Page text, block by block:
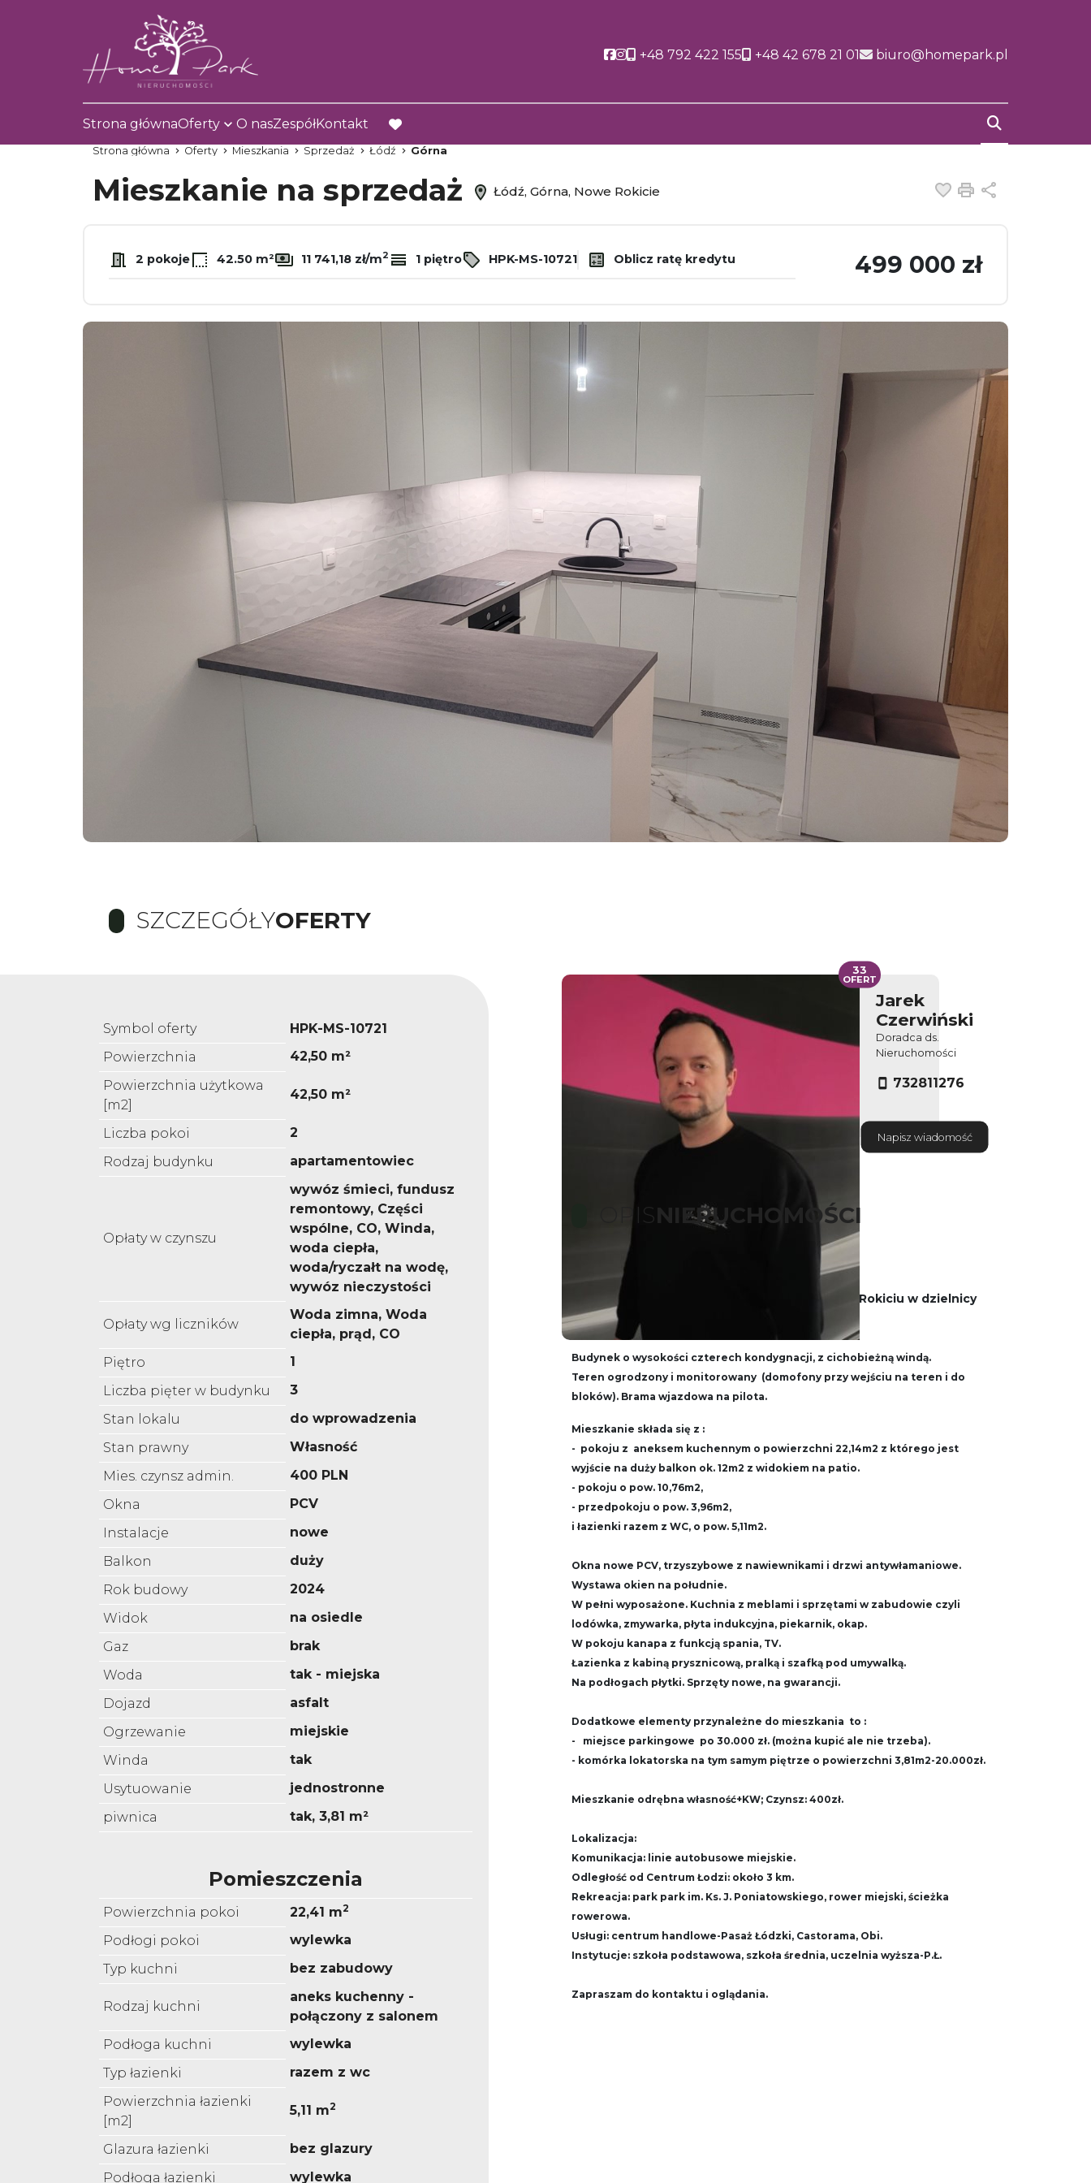
Social link
Social link
+48 792 422 155 +48 42 678 21 01 biuro@homepark.pl
Strona głównaOferty O nasZespółKontakt
favorite
Strona główna Oferty Mieszkania Sprzedaż Łódź Górna
Mieszkanie na sprzedaż Łódź, Górna, Nowe Rokicie Dodaj do
Drukuj
2 pokoje 42.50 m² 11 741,18 zł/m2 1 piętro HPK-MS-10721 Oblicz ratę kredytu 499 000 zł
SZCZEGÓŁYOFERTY
Symbol oferty
HPK-MS-10721
Powierzchnia
42,50 m²
Powierzchnia użytkowa
[m2]
42,50 m²
Liczba pokoi
2
Rodzaj budynku
apartamentowiec
Opłaty w czynszu
wywóz śmieci, fundusz
remontowy, Części
wspólne, CO, Winda,
woda ciepła,
woda/ryczałt na wodę,
wywóz nieczystości
Opłaty wg liczników
Woda zimna, Woda
ciepła, prąd, CO
Piętro
1
Liczba pięter w budynku
3
Stan lokalu
do wprowadzenia
Stan prawny
Własność
Mies. czynsz admin.
400 PLN
Okna
PCV
Instalacje
nowe
Balkon
duży
Rok budowy
2024
Widok
na osiedle
Gaz
brak
Woda
tak - miejska
Dojazd
asfalt
Ogrzewanie
miejskie
Winda
tak
Usytuowanie
jednostronne
piwnica
tak, 3,81 m²
Pomieszczenia
Powierzchnia pokoi 22,41 m2
Podłogi pokoi
wylewka
Typ kuchni
bez zabudowy
Rodzaj kuchni
aneks kuchenny -
połączony z salonem
Podłoga kuchni
wylewka
Typ łazienki
razem z wc
Powierzchnia łazienki
[m2]
5,11 m2
Glazura łazienki
bez glazury
Podłoga łazienki
wylewka
Jarek
Czerwiński
Doradca ds.
Nieruchomości
732811276
Napisz wiadomość
33
OFERT
OPISNIERUCHOMOŚCI
Przedstawiam Państwu apartament ,
na I piętrze, na strzeżonym osiedlu na Nowym Rokiciu w dzielnicy
Łódź-Górna.
Budynek o wysokości czterech kondygnacji, z cichobieżną windą.
Teren ogrodzony i monitorowany (domofony przy wejściu na teren i do
bloków). Brama wjazdowa na pilota.
Mieszkanie składa się z :
- pokoju z aneksem kuchennym o powierzchni 22,14m2 z którego jest
wyjście na duży balkon ok. 12m2 z widokiem na patio.
- pokoju o pow. 10,76m2,
- przedpokoju o pow. 3,96m2,
i łazienki razem z WC, o pow. 5,11m2.
Okna nowe PCV, trzyszybowe z nawiewnikami i drzwi antywłamaniowe.
Wystawa okien na południe.
W pełni wyposażone. Kuchnia z meblami i sprzętami w zabudowie czyli
lodówka, zmywarka, płyta indukcyjna, piekarnik, okap.
W pokoju kanapa z funkcją spania, TV.
Łazienka z kabiną prysznicową, pralką i szafką pod umywalką.
Na podłogach płytki. Sprzęty nowe, na gwarancji.
Dodatkowe elementy przynależne do mieszkania to :
- miejsce parkingowe po 30.000 zł. (można kupić ale nie trzeba).
- komórka lokatorska na tym samym piętrze o powierzchni 3,81m2-20.000zł.
Mieszkanie odrębna własność+KW; Czynsz: 400zł.
Lokalizacja:
Komunikacja: linie autobusowe miejskie.
Odległość od Centrum Łodzi: około 3 km.
Rekreacja: park park im. Ks. J. Poniatowskiego, rower miejski, ścieżka
rowerowa.
Usługi: centrum handlowe-Pasaż Łódzki, Castorama, Obi.
Instytucje: szkoła podstawowa, szkoła średnia, uczelnia wyższa-P.Ł.
Zapraszam do kontaktu i oglądania.